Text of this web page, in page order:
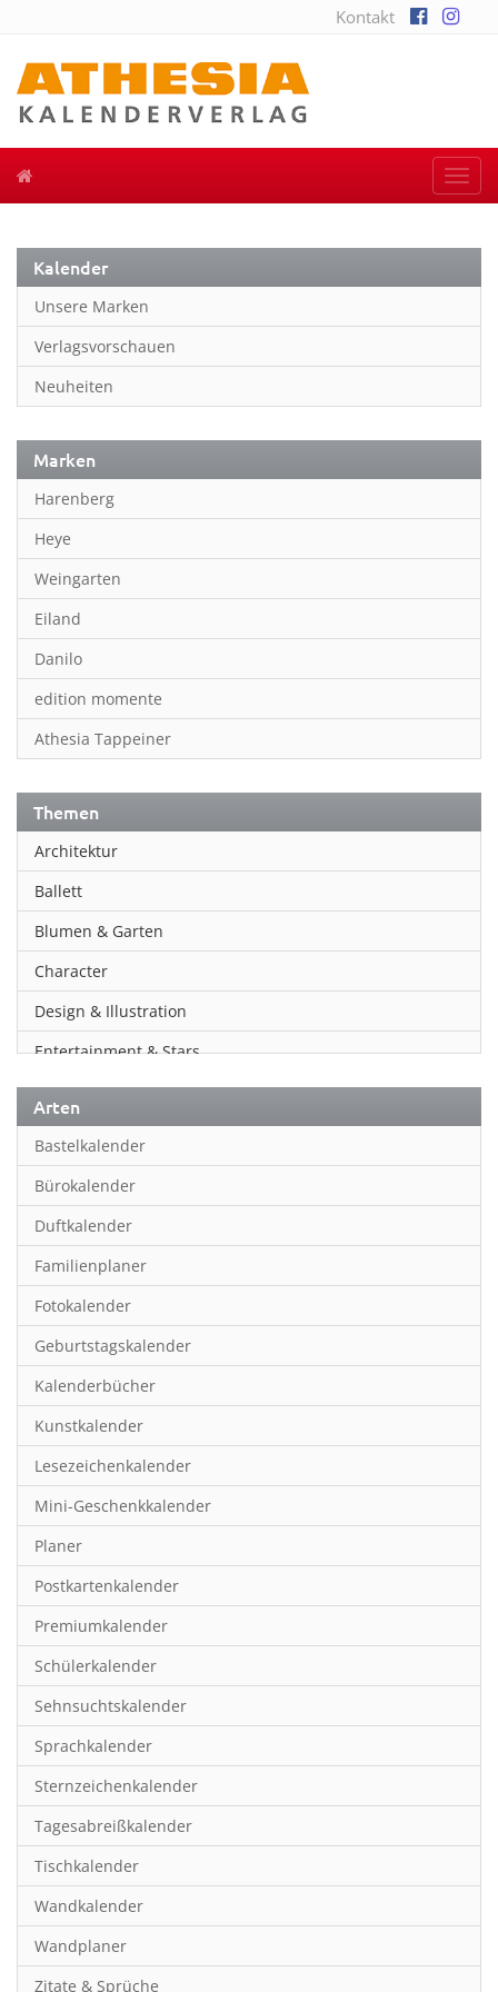
Kontakt
Kalender
Unsere Marken
Verlagsvorschauen
Neuheiten
Marken
Harenberg
Heye
Weingarten
Eiland
Danilo
edition momente
Athesia Tappeiner
Themen
Architektur
Ballett
Blumen & Garten
Character
Design & Illustration
Entertainment & Stars
Erotik
Essen & Trinken
Familienplaner
Fantasy
Film
Fotokunst
Frauen
Fußball
Gaming
Geburtstagskalender
Geschichte
Hobby & Basteln
Humor & Cartoon
Inspiration & Entspannung
Inspiration & Spiritualität
Kinderkalender
Kunst
Länder & Städte
Landschaft & Natur
Lifestyle
Literatur
Manga & Animé
Neutrale Kalender
Arten
Bastelkalender
Bürokalender
Duftkalender
Familienplaner
Fotokalender
Geburtstagskalender
Kalenderbücher
Kunstkalender
Lesezeichenkalender
Mini-Geschenkkalender
Planer
Postkartenkalender
Premiumkalender
Schülerkalender
Sehnsuchtskalender
Sprachkalender
Sternzeichenkalender
Tagesabreißkalender
Tischkalender
Wandkalender
Wandplaner
Zitate & Sprüche